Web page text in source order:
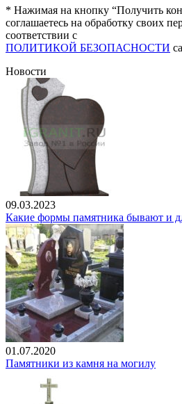
* Нажимая на кнопку “Получить
соглашаетесь на обработку своих
соответствии с
ПОЛИТИКОЙ БЕЗОПАСНОСТИ
Новости
09.03.2023
Какие формы памятника бывают и
01.07.2020
Памятники из камня на могилу